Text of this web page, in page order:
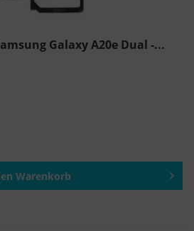
Galaxy A20e Dual -...
Warenkorb